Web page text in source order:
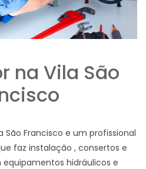
na Vila São
São Francisco e um profissional
faz instalação , consertos e
hidráulicos e